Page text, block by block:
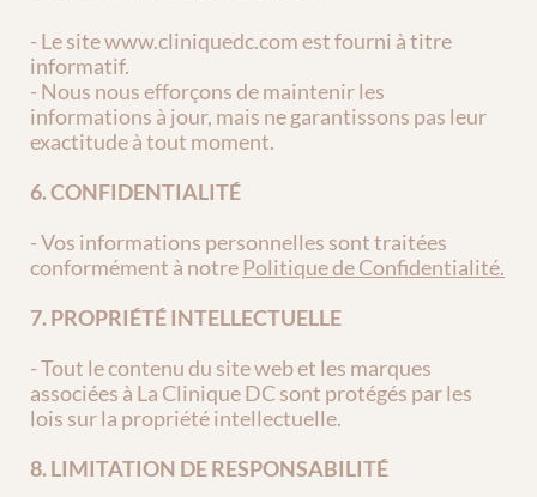
- Le site www.cliniquedc.com est fourni à titre
informatif.
- Nous nous efforçons de maintenir les
informations à jour, mais ne garantissons pas leur
exactitude à tout moment.
6. CONFIDENTIALITÉ
- Vos informations personnelles sont traitées
conformément à notre Politique de Confidentialité.
7. PROPRIÉTÉ INTELLECTUELLE
- Tout le contenu du site web et les marques
associées à La Clinique DC sont protégés par les
lois sur la propriété intellectuelle.
8. LIMITATION DE RESPONSABILITÉ